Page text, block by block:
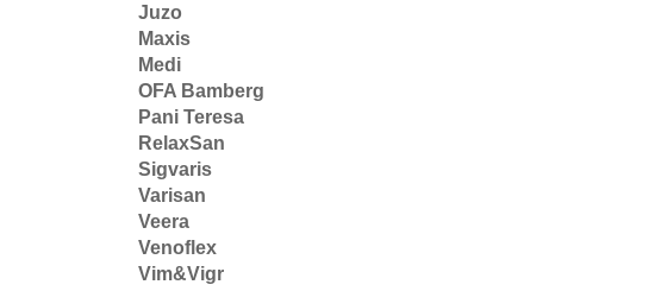
Juzo
Maxis
Medi
OFA Bamberg
Pani Teresa
RelaxSan
Sigvaris
Varisan
Veera
Venoflex
Vim&Vigr